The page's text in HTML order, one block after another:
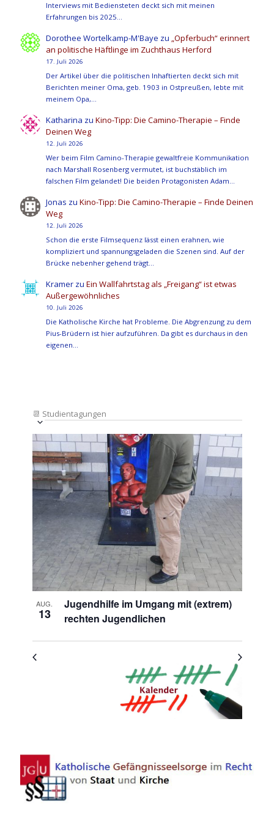
Interviews mit Bediensteten deckt sich mit meinen
Erfahrungen bis 2025…
Dorothee Wortelkamp-M'Baye zu „Opferbuch“ erinnert
an politische Häftlinge im Zuchthaus Herford
17. Juli 2026
Der Artikel über die politischen Inhaftierten deckt sich mit
Berichten meiner Oma, geb. 1903 in Ostpreußen, lebte mit
meinem Opa,…
Katharina zuKino-Tipp: Die Camino-Therapie – Finde
Deinen Weg
12. Juli 2026
Wer beim Film Camino-Therapie gewaltfreie Kommunikation
nach Marshall Rosenberg vermutet, ist buchstäblich im
falschen Film gelandet! Die beiden Protagonisten Adam…
Jonas zuKino-Tipp: Die Camino-Therapie – Finde Deinen
Weg
12. Juli 2026
Schon die erste Filmsequenz lässt einen erahnen, wie
kompliziert und spannungsgeladen die Szenen sind. Auf der
Brücke nebenher gehend trägt…
Kramer zuEin Wallfahrtstag als „Freigang“ ist etwas
Außergewöhnliches
10. Juli 2026
Die Katholische Kirche hat Probleme. Die Abgrenzung zu dem
Pius-Brüdern ist hier aufzuführen. Da gibt es durchaus in den
eigenen…
📆 Studientagungen
Ansichten-
Navigation
Veranstaltung
Ansichten-
Navigation
Datum
auswählen.
List
of
Veranstaltungen
in
Photo
View
AUG.
13
Jugendhilfe im Umgang mit (extrem)
rechten Jugendlichen